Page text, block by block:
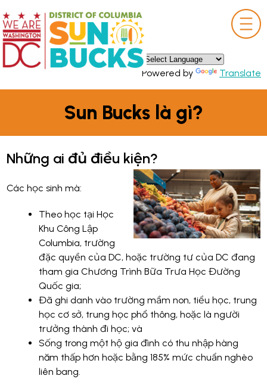
Powered by Translate
×
Sun Bucks là gì?
Những ai đủ điều kiện?
Các học sinh mà:
Theo học tại Học
Khu Công Lập
Columbia, trường
đặc quyền của DC, hoặc trường tư của DC đang
tham gia Chương Trình Bữa Trưa Học Đường
Quốc gia;
Đã ghi danh vào trường mầm non, tiểu học, trung
học cơ sở, trung học phổ thông, hoặc là người
trưởng thành đi học; và
Sống trong một hộ gia đình có thu nhập hàng
năm thấp hơn hoặc bằng 185% mức chuẩn nghèo
liên bang.